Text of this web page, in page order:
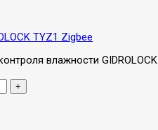
TYZ1 Zigbee
влажности